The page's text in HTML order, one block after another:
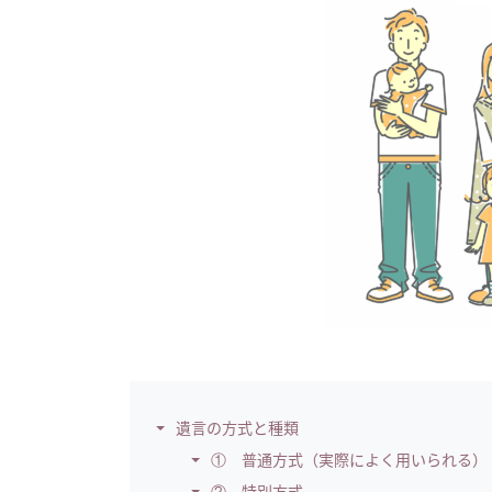
遺言の方式と種類
① 普通方式（実際によく用いられる）